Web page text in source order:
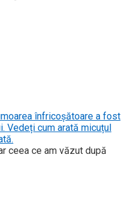
înfricoșătoare a fost
Vedeți cum arată micuțul
ceea ce am văzut după